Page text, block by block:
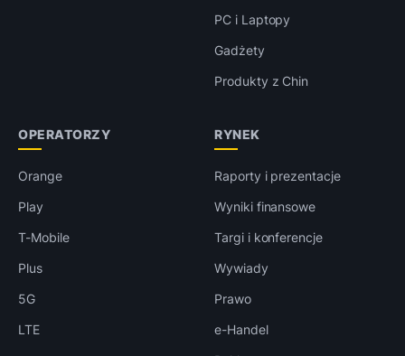
PC i Laptopy
Gadżety
Produkty z Chin
OPERATORZY
Orange
Play
T-Mobile
Plus
5G
LTE
RYNEK
Raporty i prezentacje
Wyniki finansowe
Targi i konferencje
Wywiady
Prawo
e-Handel